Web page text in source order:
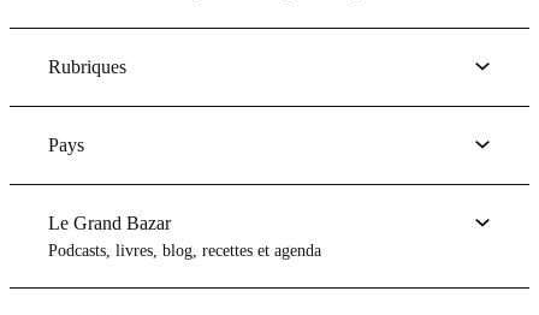
Rubriques
Pays
Le Grand Bazar
Podcasts, livres, blog, recettes et agenda